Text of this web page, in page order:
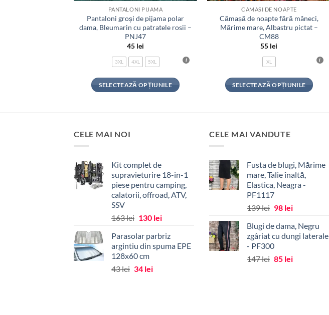
PANTALONI PIJAMA
Pantaloni groși de pijama polar
dama, Bleumarin cu patratele rosii –
PNJ47
45 lei
3XL 4XL 5XL
SELECTEAZĂ OPȚIUNILE
Opțiunile
pot
fi
alese
produsului.
CAMASI DE NOAPTE
Cămașă de noapte fără mâneci,
Mărime mare, Albastru pictat –
CM88
55 lei
XL
SELECTEAZĂ OPȚIUNILE
mai
Opțiunile
pot
fi
în
pagina
produsului.
CELE MAI NOI
Kit complet de
supravieturire 18-in-1
piese pentru camping,
calatorii, offroad, ATV,
SSV
163lei Prețul
a
fost:
163 lei.
130 leiPrețul
este:
130 lei.
Parasolar parbriz
argintiu din spuma EPE
128x60 cm
43lei Prețul
34 leiPrețul
CELE MAI VANDUTE
Fusta de blugi, Mărime
mare, Talie înaltă,
Elastica, Neagra -
PF1117
139lei Prețul
a
fost:
139 lei.
98 leiPrețul
este:
98 lei.
Blugi de dama, Negru
zgâriat cu dungi laterale
- PF300
147lei Prețul
85 leiPrețul